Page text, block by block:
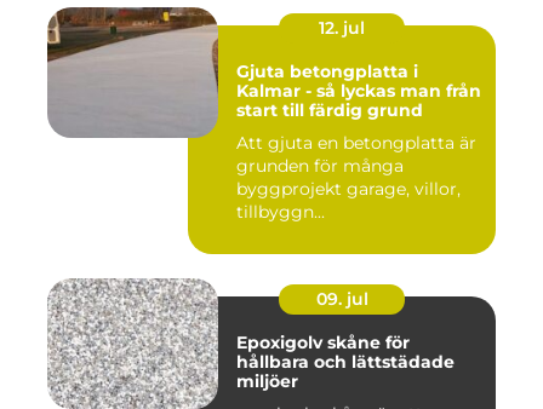
12. jul
Gjuta betongplatta i
Kalmar - så lyckas man från
start till färdig grund
Att gjuta en betongplatta är
grunden för många
byggprojekt garage, villor,
tillbyggn...
09. jul
Epoxigolv skåne för
hållbara och lättstädade
miljöer